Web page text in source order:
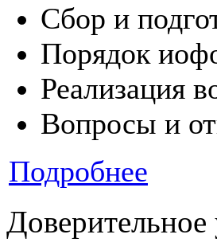
Сбор и
Порядок
Реализация
Вопросы и
Подробнее
Доверительное